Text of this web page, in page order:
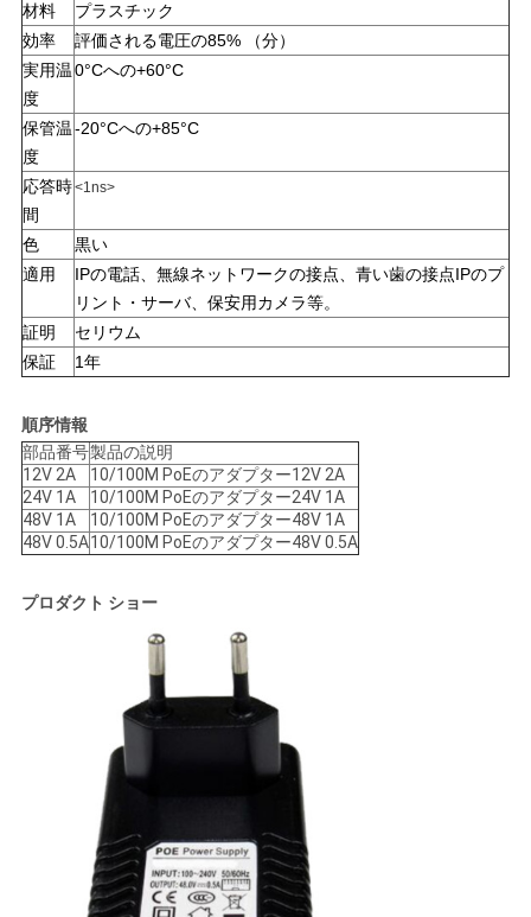
ュ
ー
ス
引
用
要
し
な
さ
材料
プラスチック
効率
評価される電圧の85% （分）
実用温
度
0°Cへの+60°C
保管温
度
-20°Cへの+85°C
応答時
間
<1ns>
色
黒い
適用
IPの電話、無線ネットワークの接点、青い歯の接点IPのプ
リント・サーバ、保安用カメラ等。
証明
セリウム
保証
1年
順序情報
部品番号製品の説明
12V 2A
10/100M PoEのアダプター12V 2A
24V 1A
10/100M PoEのアダプター24V 1A
48V 1A
10/100M PoEのアダプター48V 1A
48V 0.5A10/100M PoEのアダプター48V 0.5A
プロダクト ショー